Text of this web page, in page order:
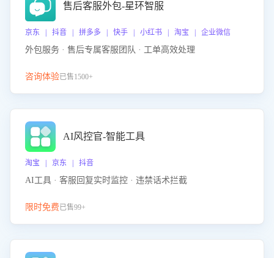
售后客服外包-星环智服
京东 | 抖音 | 拼多多 | 快手 | 小红书 | 淘宝 | 企业微信
外包服务 · 售后专属客服团队 · 工单高效处理
咨询体验已售1500+
AI风控官-智能工具
淘宝 | 京东 | 抖音
AI工具 · 客服回复实时监控 · 违禁话术拦截
限时免费已售99+